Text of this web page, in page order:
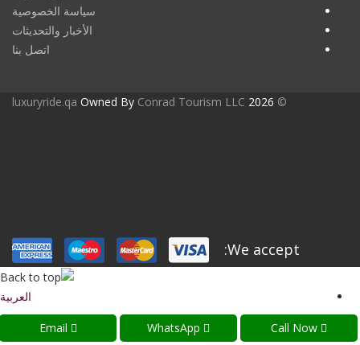
سياسة الخصوصية
الأخبار والتحديثات
اتصل بنا
©
luxuryride.qa Owned By Conrad Tourism LLC
We accept:
العربية
English
(الإنجليزية)